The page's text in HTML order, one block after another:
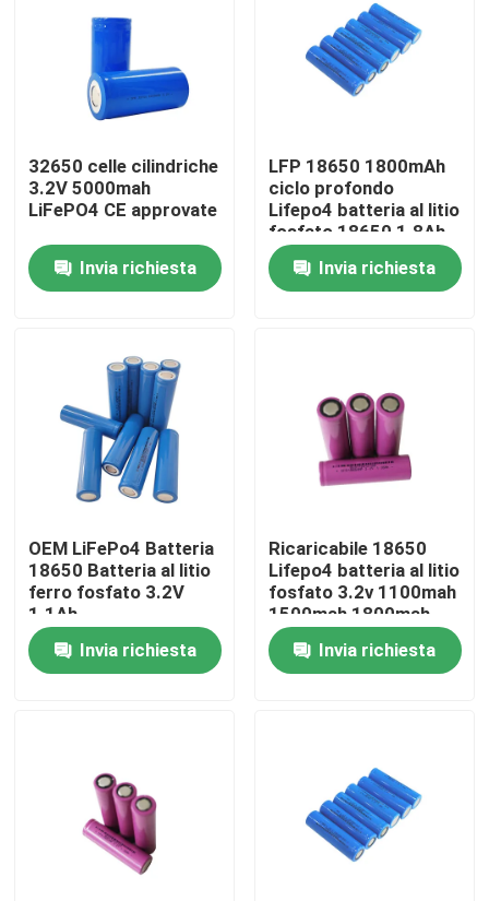
Casa
Mostra VR
Chi siamo
Fatory Tour
Controllo di qualità
Tutti i casi
32650 celle cilindriche
3.2V 5000mah
LiFePO4 CE approvate
Invia richiesta
LFP 18650 1800mAh
ciclo profondo
Lifepo4 batteria al litio
fosfato 18650 1.8Ah
3.2v
Invia richiesta
OEM LiFePo4 Batteria
18650 Batteria al litio
ferro fosfato 3.2V
1.1Ah
Invia richiesta
Ricaricabile 18650
Lifepo4 batteria al litio
fosfato 3.2v 1100mah
1500mah 1800mah
Invia richiesta